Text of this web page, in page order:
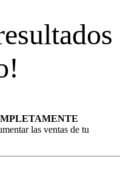
las ventas de tu